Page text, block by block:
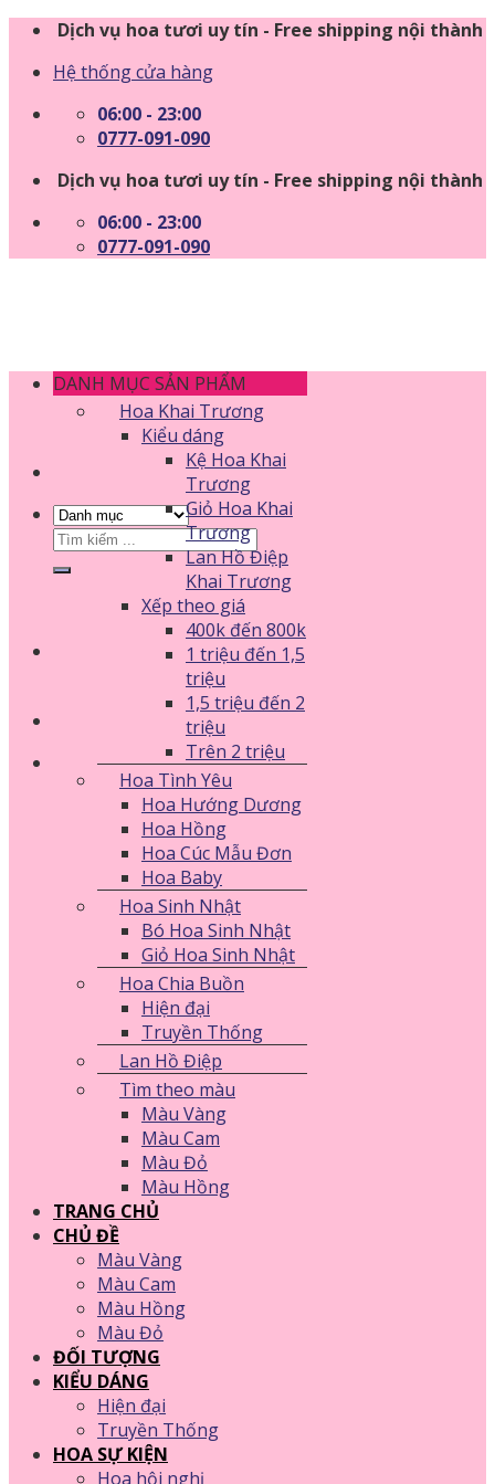
Skip
content
Dịch vụ hoa tươi uy tín - Free shipping nội thành
Hệ thống cửa hàng
06:00 - 23:00
0777-091-090
Dịch vụ hoa tươi uy tín - Free shipping nội thành
06:00 - 23:00
0777-091-090
Tìm
kiếm:
DANH MỤC SẢN PHẨM
Hoa Khai Trương
Kiểu dáng
Kệ Hoa Khai
Trương
Giỏ Hoa Khai
Trương
Lan Hồ Điệp
Khai Trương
Xếp theo giá
400k đến 800k
1 triệu đến 1,5
triệu
1,5 triệu đến 2
triệu
Trên 2 triệu
Hoa Tình Yêu
Hoa Hướng Dương
Hoa Hồng
Hoa Cúc Mẫu Đơn
Hoa Baby
Hoa Sinh Nhật
Bó Hoa Sinh Nhật
Giỏ Hoa Sinh Nhật
Hoa Chia Buồn
Hiện đại
Truyền Thống
Lan Hồ Điệp
Tìm theo màu
Màu Vàng
Màu Cam
Màu Đỏ
Màu Hồng
TRANG CHỦ
CHỦ ĐỀ
Màu Vàng
Màu Cam
Màu Hồng
Màu Đỏ
ĐỐI TƯỢNG
KIỂU DÁNG
Hiện đại
Truyền Thống
HOA SỰ KIỆN
Hoa hội nghị